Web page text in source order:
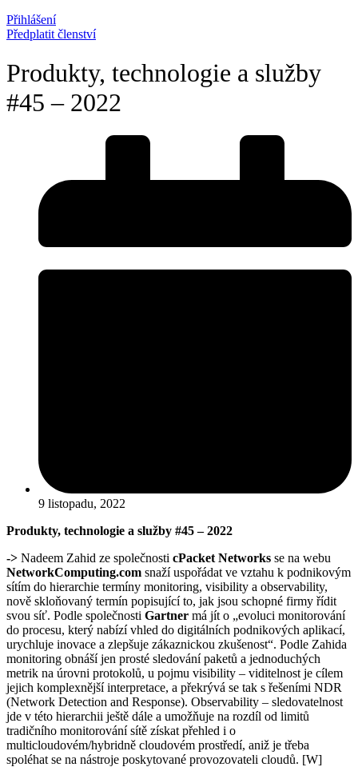
Přihlášení
Předplatit členství
Produkty, technologie a služby
#45 – 2022
9 listopadu, 2022
Produkty, technologie a služby #45 – 2022
-> Nadeem Zahid ze společnosti cPacket Networks se na webu
NetworkComputing.com snaží uspořádat ve vztahu k podnikovým
sítím do hierarchie termíny monitoring, visibility a observability,
nově skloňovaný termín popisující to, jak jsou schopné firmy řídit
svou síť. Podle společnosti Gartner má jít o „evoluci monitorování
do procesu, který nabízí vhled do digitálních podnikových aplikací,
urychluje inovace a zlepšuje zákaznickou zkušenost“. Podle Zahida
monitoring obnáší jen prosté sledování paketů a jednoduchých
metrik na úrovni protokolů, u pojmu visibility – viditelnost je cílem
jejich komplexnější interpretace, a překrývá se tak s řešeními NDR
(Network Detection and Response). Observability – sledovatelnost
jde v této hierarchii ještě dále a umožňuje na rozdíl od limitů
tradičního monitorování sítě získat přehled i o
multicloudovém/hybridně cloudovém prostředí, aniž je třeba
spoléhat se na nástroje poskytované provozovateli cloudů. [W]